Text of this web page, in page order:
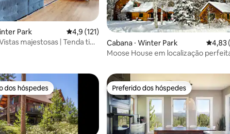
de 5, 128 avaliações
Park 4,9 de uma avaliação média de 5, 121 avaliações
4,9 (121)
majestosas | Tenda tipi |
Cabana ⋅ Winter Park 4,83
4,83
Moose House em localização
preferidos dos hóspedes
dos hóspedes Preferido dos hóspedes
Preferido dos hóspedes